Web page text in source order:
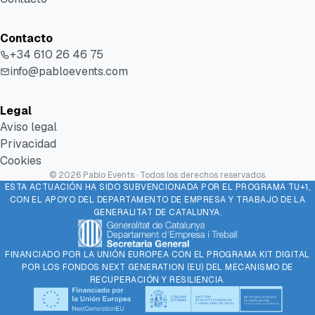
Contacto
+34 610 26 46 75
info@pabloevents.com
Legal
Aviso legal
Privacidad
Cookies
© 2026Pablo Events · Todos los derechos reservados.
ESTA ACTUACIÓN HA SIDO SUBVENCIONADA POR EL PROGRAMA TU+1,
CON EL APOYO DEL DEPARTAMENTO DE EMPRESA Y TRABAJO DE LA
GENERALITAT DE CATALUNYA.
FINANCIADO POR LA UNIÓN EUROPEA CON EL PROGRAMA KIT DIGITAL
POR LOS FONDOS NEXT GENERATION (EU) DEL MECANISMO DE
RECUPERACIÓN Y RESILIENCIA.